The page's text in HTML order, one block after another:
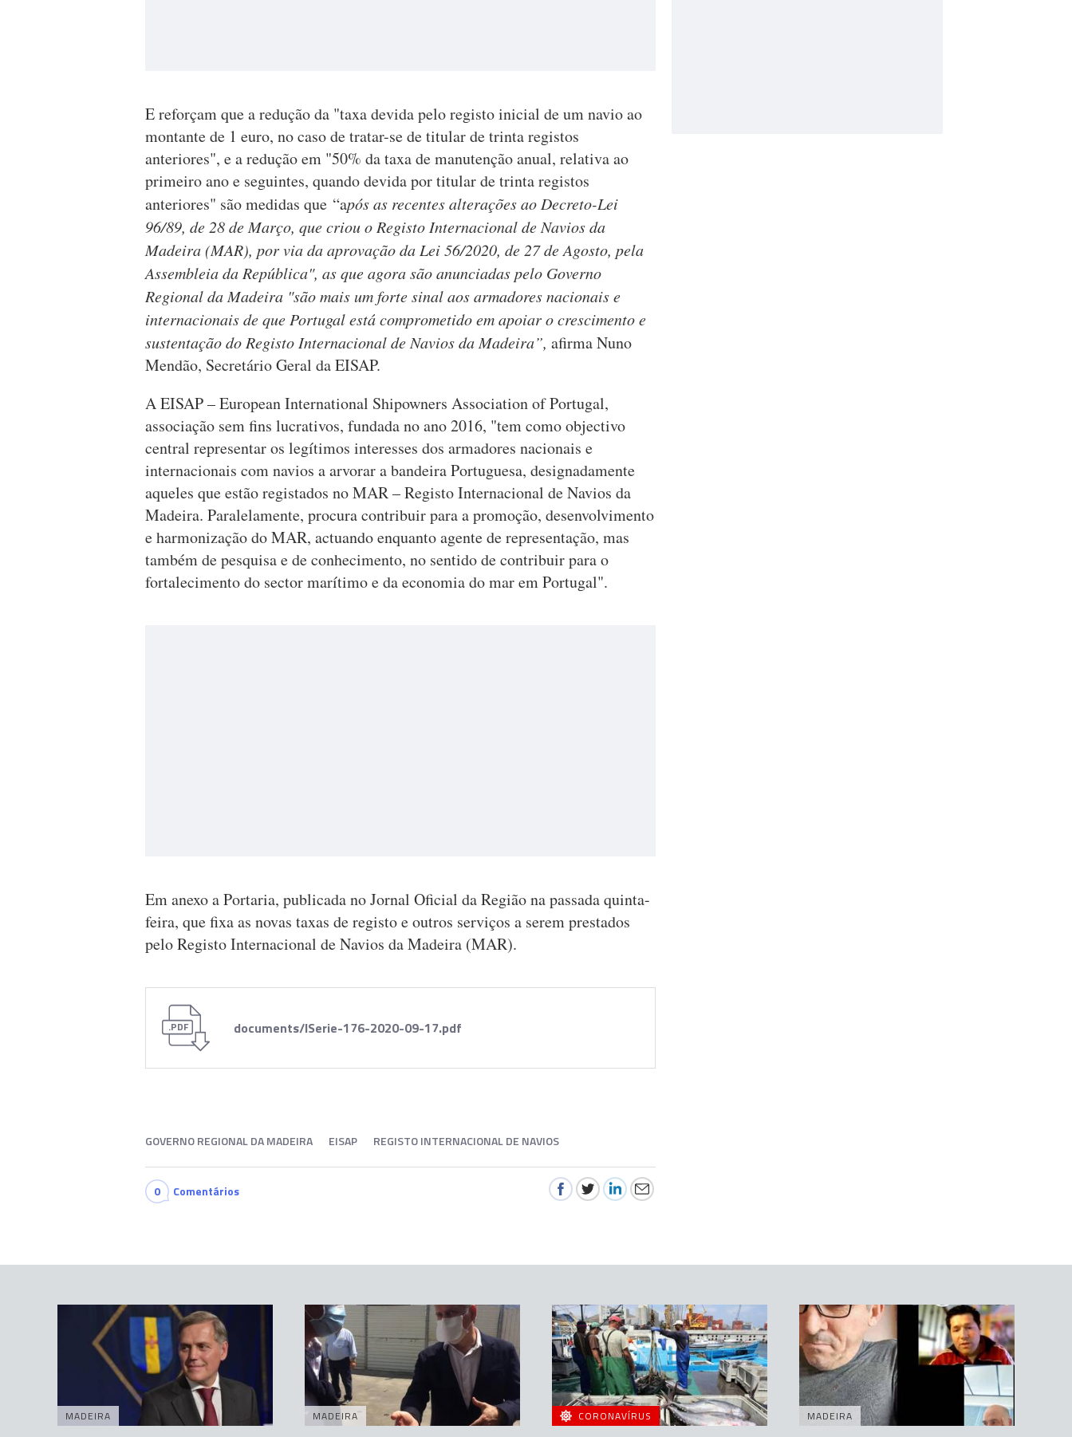
E reforçam que a redução da "taxa devida pelo registo inicial de um navio ao
montante de 1 euro, no caso de tratar-se de titular de trinta registos
anteriores", e a redução em "50% da taxa de manutenção anual, relativa ao
primeiro ano e seguintes, quando devida por titular de trinta registos
anteriores" são medidas que “após as recentes alterações ao Decreto-Lei
96/89, de 28 de Março, que criou o RegistoInternacional deNavios da
Madeira(MAR), por via da aprovação da Lei 56/2020, de 27 de Agosto, pela
Assembleia da República", as que agora são anunciadas pelo Governo
Regional da Madeira "são mais um forte sinal aos armadores nacionais e
internacionais de que Portugal está comprometido em apoiar o crescimento e
sustentação do Registo Internacional de Navios da Madeira”, afirma Nuno
Mendão, Secretário Geral da EISAP.
A EISAP – European International Shipowners Association of Portugal,
associação sem fins lucrativos, fundada no ano 2016, "tem como objectivo
central representar os legítimos interesses dos armadores nacionais e
internacionais com navios a arvorar a bandeira Portuguesa, designadamente
aqueles que estão registados no MAR – Registo Internacional de Navios da
Madeira. Paralelamente, procura contribuir para a promoção, desenvolvimento
e harmonização do MAR, actuando enquanto agente de representação, mas
também de pesquisa e de conhecimento, no sentido de contribuir para o
fortalecimento do sector marítimo e da economia do mar em Portugal".
Em anexo a Portaria, publicada no Jornal Oficial da Região na passada quinta-
feira, que fixa as novas taxas de registo e outros serviços a serem prestados
pelo Registo Internacional de Navios da Madeira (MAR).
.PDF documents/ISerie-176-2020-09-17.pdf
GOVERNO REGIONAL DA MADEIRA EISAP REGISTO INTERNACIONAL DE NAVIOS
0 Comentários
MADEIRA MADEIRA CORONAVÍRUS MADEIRA